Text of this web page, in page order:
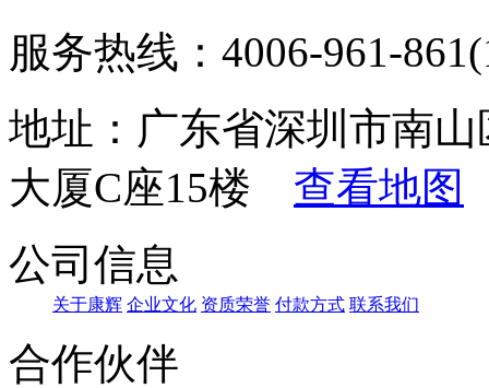
服务热线：4006-961-
地址：广东省深圳市南
大厦C座15楼 查看地图
公司信息
关于康辉 企业文化 资质荣誉 付款方式 联系我们
合作伙伴